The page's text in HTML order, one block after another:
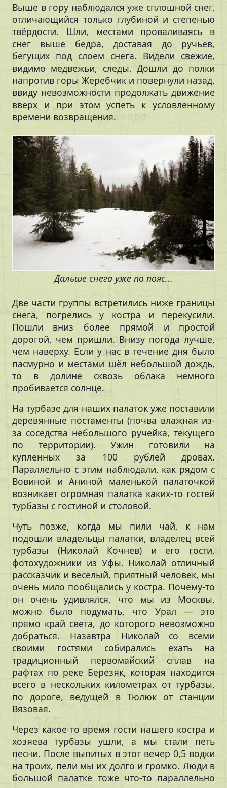
Выше в гору наблюдался уже сплошной снег,
отличающийся только глубиной и степенью
твёрдости. Шли, местами проваливаясь в
снег выше бедра, доставая до ручьев,
бегущих под слоем снега. Видели свежие,
видимо медвежьи, следы. Дошли до полки
напротив горы Жеребчик и повернули назад,
ввиду невозможности продолжать движение
вверх и при этом успеть к условленному
времени возвращения.
Дальше снега уже по пояс...
Две части группы встретились ниже границы
снега, погрелись у костра и перекусили.
Пошли вниз более прямой и простой
дорогой, чем пришли. Внизу погода лучше,
чем наверху. Если у нас в течение дня было
пасмурно и местами шёл небольшой дождь,
то в долине сквозь облака немного
пробивается солнце.
На турбазе для наших палаток уже поставили
деревянные постаменты (почва влажная из-
за соседства небольшого ручейка, текущего
по территории). Ужин готовили на
купленных за 100 рублей дровах.
Параллельно с этим наблюдали, как рядом с
Вовиной и Аниной маленькой палаточкой
возникает огромная палатка каких-то гостей
турбазы с гостиной и столовой.
Чуть позже, когда мы пили чай, к нам
подошли владельцы палатки, владелец всей
турбазы (Николай Кочнев) и его гости,
фотохудожники из Уфы. Николай отличный
рассказчик и весёлый, приятный человек, мы
очень мило пообщались у костра. Почему-то
он очень удивлялся, что мы из Москвы,
можно было подумать, что Урал — это
прямо край света, до которого невозможно
добраться. Назавтра Николай со всеми
своими гостями собирались ехать на
традиционный первомайский сплав на
рафтах по реке Березяк, которая находится
всего в нескольких километрах от турбазы,
по дороге, ведущей в Тюлюк от станции
Вязовая.
Через какое-то время гости нашего костра и
хозяева турбазы ушли, а мы стали петь
песни. После выпитых в этот вечер 0,5 водки
на троих, пели мы их долго и громко. Люди в
большой палатке тоже что-то параллельно